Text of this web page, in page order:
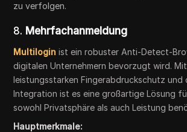
zu verfolgen.
8. Mehrfachanmeldung
Multilogin ist ein robuster Anti-Detect-
digitalen Unternehmern bevorzugt wird. Mit
leistungsstarken Fingerabdruckschutz und
Integration ist es eine großartige Lösung
sowohl Privatsphäre als auch Leistung
Hauptmerkmale: